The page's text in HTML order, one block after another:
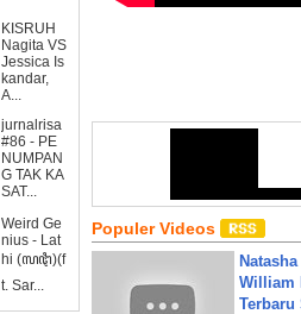
KISRUH
Nagita VS
Jessica Is
kandar,
A...
jurnalrisa
#86 - PE
NUMPAN
G TAK KA
SAT...
Weird Ge
nius - Lat
hi (ꦭꦛꦶ)(f
t. Sar...
Populer Videos
William
Terbaru